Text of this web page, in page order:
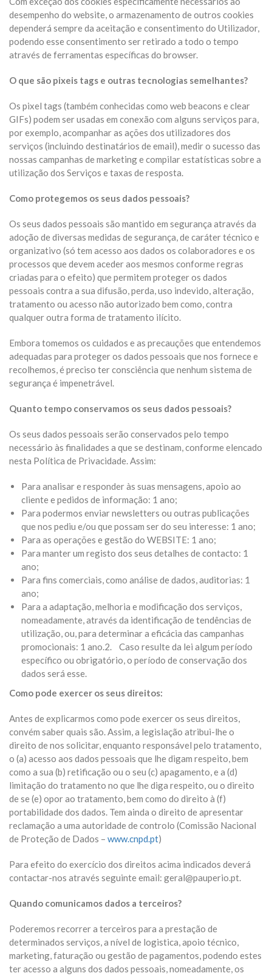
desempenho do website, o armazenamento de outros cookies
dependerá sempre da aceitação e consentimento do Utilizador,
podendo esse consentimento ser retirado a todo o tempo
através de ferramentas específicas do browser.
O que são pixeis tags e outras tecnologias semelhantes?
Os pixel tags (também conhecidas como web beacons e clear
GIFs) podem ser usadas em conexão com alguns serviços para,
por exemplo, acompanhar as ações dos utilizadores dos
serviços (incluindo destinatários de email), medir o sucesso das
nossas campanhas de marketing e compilar estatísticas sobre a
utilização dos Serviços e taxas de resposta.
Como protegemos os seus dados pessoais?
Os seus dados pessoais são mantido em segurança através da
adoção de diversas medidas de segurança, de caráter técnico e
organizativo (só tem acesso aos dados os colaboradores e os
processos que devem aceder aos mesmos conforme regras
criadas para o efeito) que permitem proteger os dados
pessoais contra a sua difusão, perda, uso indevido, alteração,
tratamento ou acesso não autorizado bem como, contra
qualquer outra forma de tratamento ilícito.
Embora tomemos os cuidados e as precauções que entendemos
adequadas para proteger os dados pessoais que nos fornece e
recolhemos, é preciso ter consciência que nenhum sistema de
segurança é impenetrável.
Quanto tempo conservamos os seus dados pessoais?
Os seus dados pessoais serão conservados pelo tempo
necessário às finalidades a que se destinam, conforme elencado
nesta Política de Privacidade. Assim:
Para analisar e responder às suas mensagens, apoio ao
cliente e pedidos de informação: 1 ano;
Para podermos enviar newsletters ou outras publicações
que nos pediu e/ou que possam ser do seu interesse: 1 ano;
Para as operações e gestão do WEBSITE: 1 ano;
Para manter um registo dos seus detalhes de contacto: 1
ano;
Para fins comerciais, como análise de dados, auditorias: 1
ano;
Para a adaptação, melhoria e modificação dos serviços,
nomeadamente, através da identificação de tendências de
utilização, ou, para determinar a eficácia das campanhas
promocionais: 1 ano.2. Caso resulte da lei algum período
específico ou obrigatório, o período de conservação dos
dados será esse.
Como pode exercer os seus direitos:
Antes de explicarmos como pode exercer os seus direitos,
convém saber quais são. Assim, a legislação atribui-lhe o
direito de nos solicitar, enquanto responsável pelo tratamento,
o (a) acesso aos dados pessoais que lhe digam respeito, bem
como a sua (b) retificação ou o seu (c) apagamento, e a (d)
limitação do tratamento no que lhe diga respeito, ou o direito
de se (e) opor ao tratamento, bem como do direito à (f)
portabilidade dos dados. Tem ainda o direito de apresentar
reclamação a uma autoridade de controlo (Comissão Nacional
de Proteção de Dados – www.cnpd.pt)
Para efeito do exercício dos direitos acima indicados deverá
contactar-nos através seguinte email: geral@pauperio.pt.
Quando comunicamos dados a terceiros?
Poderemos recorrer a terceiros para a prestação de
determinados serviços, a nível de logistica, apoio técnico,
marketing, faturação ou gestão de pagamentos, podendo estes
ter acesso a alguns dos dados pessoais, nomeadamente, os